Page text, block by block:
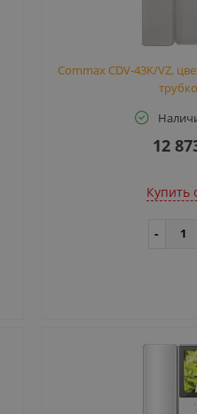
Commax CDV-43K/VZ,
12
Купить